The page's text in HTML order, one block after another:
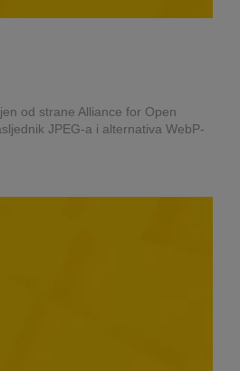
od strane Alliance for Open
JPEG-a i alternativa WebP-